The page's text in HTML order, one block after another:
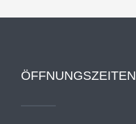
ÖFFNUNGSZEITEN